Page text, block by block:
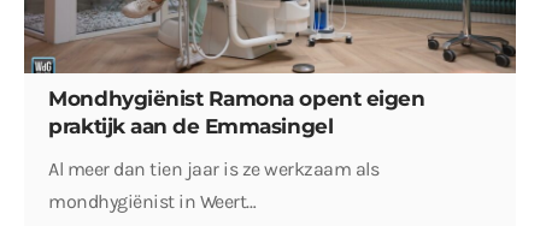
Mondhygiënist Ramona opent eigen
praktijk aan de Emmasingel
Al meer dan tien jaar is ze werkzaam als
mondhygiënist in Weert…